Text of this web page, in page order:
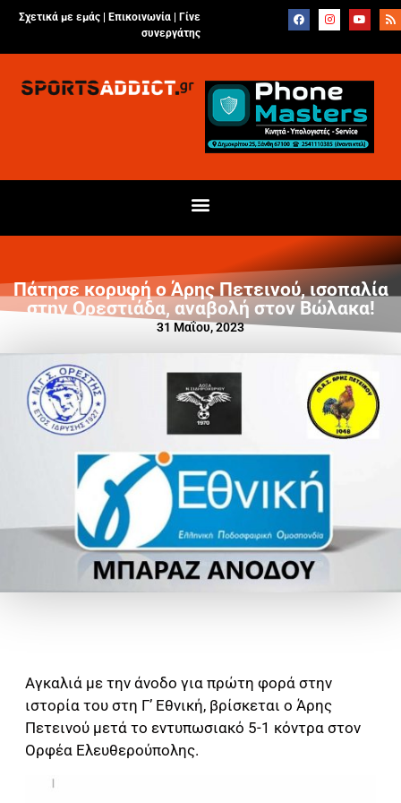
Σχετικά με εμάς | Επικοινωνία
Γίνε
συνεργάτης
Πάτησε κορυφή ο Άρης Πετεινού, ισοπαλία
στην Ορεστιάδα, αναβολή στον Βώλακα!
31 Μαΐου, 2023
Αγκαλιά με την άνοδο για πρώτη φορά στην
ιστορία του στη Γ’ Εθνική, βρίσκεται ο Άρης
Πετεινού μετά το εντυπωσιακό 5-1 κόντρα στον
Ορφέα Ελευθερούπολης.